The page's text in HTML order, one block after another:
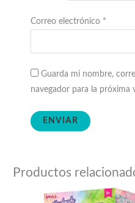
Correo electrónico *
Guarda mi nombre,
navegador para la próxima
Productos